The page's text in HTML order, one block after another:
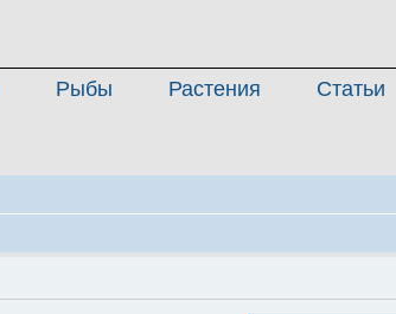
Рыбы Растения Статьи